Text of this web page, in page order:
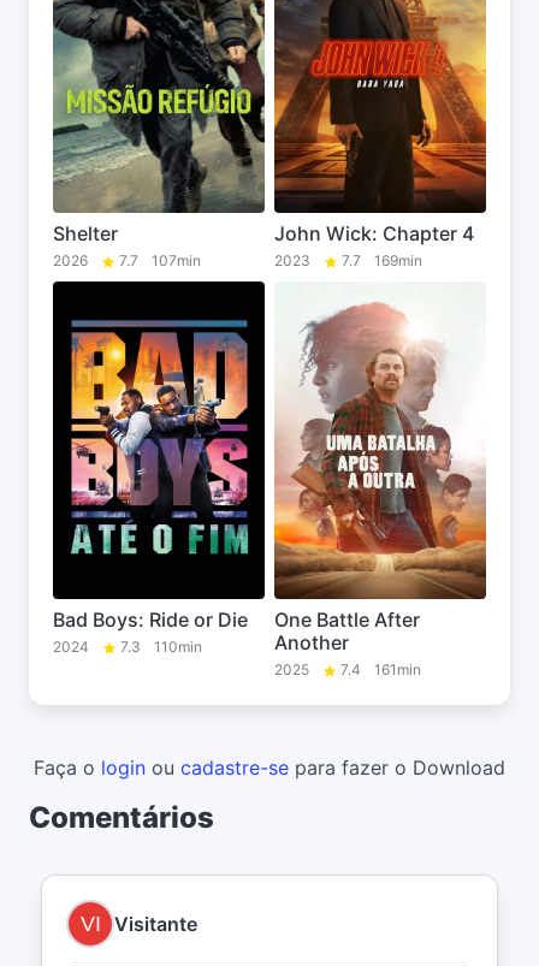
Shelter
2026 7.7 107min
John Wick: Chapter 4
2023 7.7 169min
Bad Boys: Ride or Die
2024 7.3 110min
One Battle After
Another
2025 7.4 161min
Faça o login ou cadastre-se para fazer o Download
Comentários
Visitante